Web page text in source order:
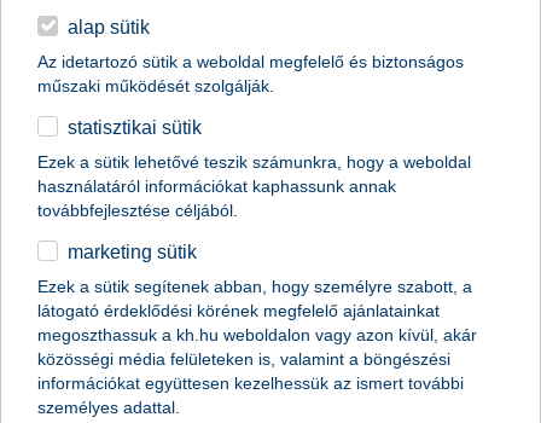
English
A legjobb kereskedelemfinanszírozási
bank címet kapta a K&H Bank
Magyarországon
A Global Finance magazin ismét a K&H Banknak ítélte a legjobb
kereskedelemfinanszírozási bank címet Magyarországon (Best
Trade Finance Provider in Hungary 2011).
alap sütik
Az idetartozó sütik a weboldal megfelelő és biztonságos
műszaki működését szolgálják.
statisztikai sütik
Ezek a sütik lehetővé teszik számunkra, hogy a weboldal
használatáról információkat kaphassunk annak
továbbfejlesztése céljából.
marketing sütik
Ezek a sütik segítenek abban, hogy személyre szabott, a
látogató érdeklődési körének megfelelő ajánlatainkat
megoszthassuk a kh.hu weboldalon vagy azon kívül, akár
közösségi média felületeken is, valamint a böngészési
információkat együttesen kezelhessük az ismert további
személyes adattal.